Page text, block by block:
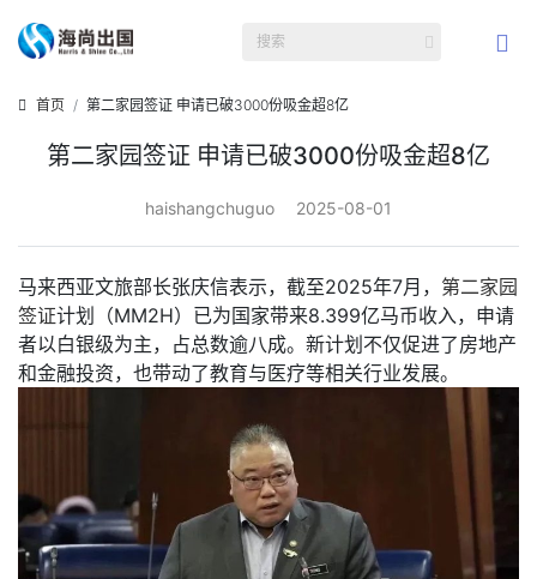
首页 第二家园签证 申请已破3000份吸金超8亿
第二家园签证 申请已破3000份吸金超8亿
haishangchuguo 2025-08-01
马来西亚文旅部长张庆信表示，截至2025年7月， 第二家园
签证计划（MM2H）已为国家带来8.399亿马币收入，申请
者以白银级为主，占总数逾八成。新计划不仅促进了房地产
和金融投资，也带动了教育与医疗等相关行业发展。